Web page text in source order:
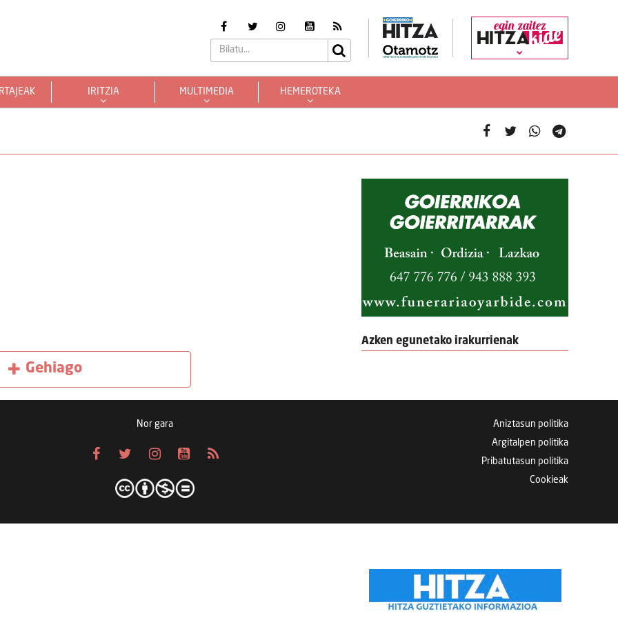
egin zaitez
IRITZIA MULTIMEDIA HEMEROTEKA
Gehiago
Azken egunetako irakurrienak
Nor gara
Aniztasun politika
Argitalpen politika
Pribatutasun politika
Cookieak